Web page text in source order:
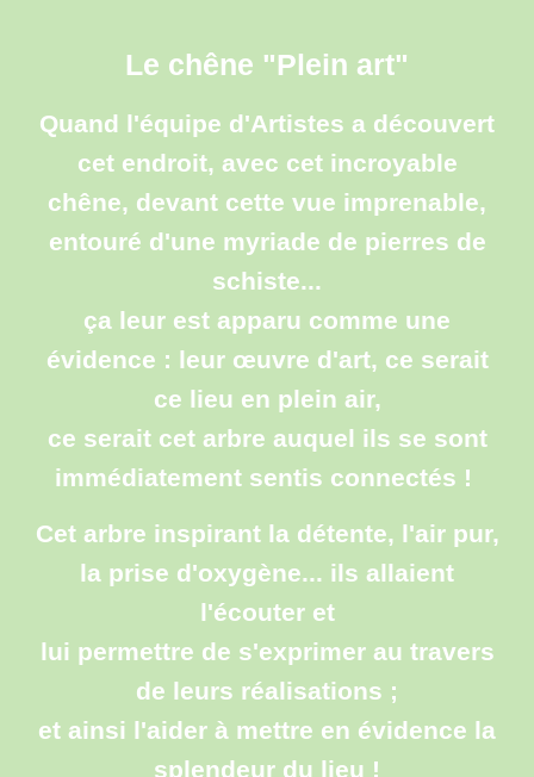
Le chêne "Plein art"
Quand l'équipe d'Artistes a découvert
cet endroit, avec cet incroyable
chêne, devant cette vue imprenable,
entouré d'une myriade de pierres de
schiste...
ça leur est apparu comme une
évidence : leur œuvre d'art, ce serait
ce lieu en plein air,
ce serait cet arbre auquel ils se sont
immédiatement sentis connectés !
Cet arbre inspirant la détente, l'air pur,
la prise d'oxygène... ils allaient
l'écouter et
lui permettre de s'exprimer au travers
de leurs réalisations ;
et ainsi l'aider à mettre en évidence la
splendeur du lieu !